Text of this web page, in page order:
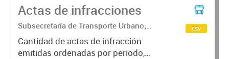
Actas de infracciones
Subsecretaría de Transporte Urbano;
Secretaría de Movilidad Urbana y
Seguridad ciudadana
Cantidad de actas de infracción
emitidas ordenadas por periodo,
csv